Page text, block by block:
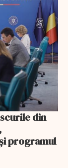
din
programul